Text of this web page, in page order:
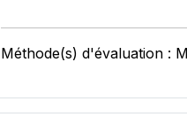
Méthode(s) d'évaluation :